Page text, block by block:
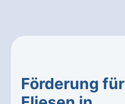
Förderung für